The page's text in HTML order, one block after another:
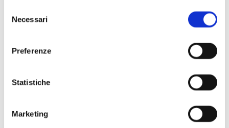
delNecessari
Preferenze
Statistiche
Marketing
Per scoprire tutti i concerti di
MITO SettembreMusica
Oorkaan Ensemble